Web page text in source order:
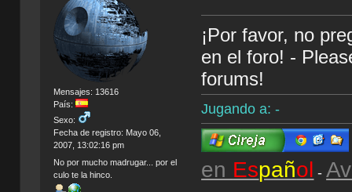
Mensajes: 13616
País:
Sexo:
Fecha de registro: Mayo 06,
2007, 13:02:16 pm
No por mucho madrugar... por el
culo te la hinco.
¡Por favor, no
en el foro! -
forums!
Jugando a: -
en Español -